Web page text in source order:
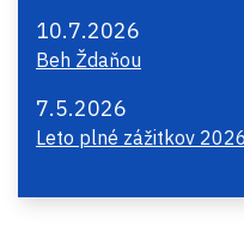
10.7.2026
Beh Ždaňou
7.5.2026
Leto plné zážitkov